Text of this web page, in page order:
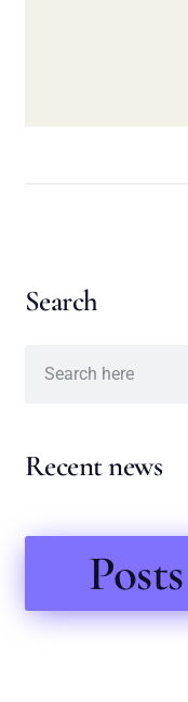
Search
Recent news